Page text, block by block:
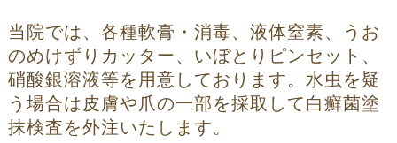
当院では、各種軟膏・消毒、液体窒素、うお
のめけずりカッター、いぼとりピンセット、
硝酸銀溶液等を用意しております。水虫を疑
う場合は皮膚や爪の一部を採取して白癬菌塗
抹検査を外注いたします。